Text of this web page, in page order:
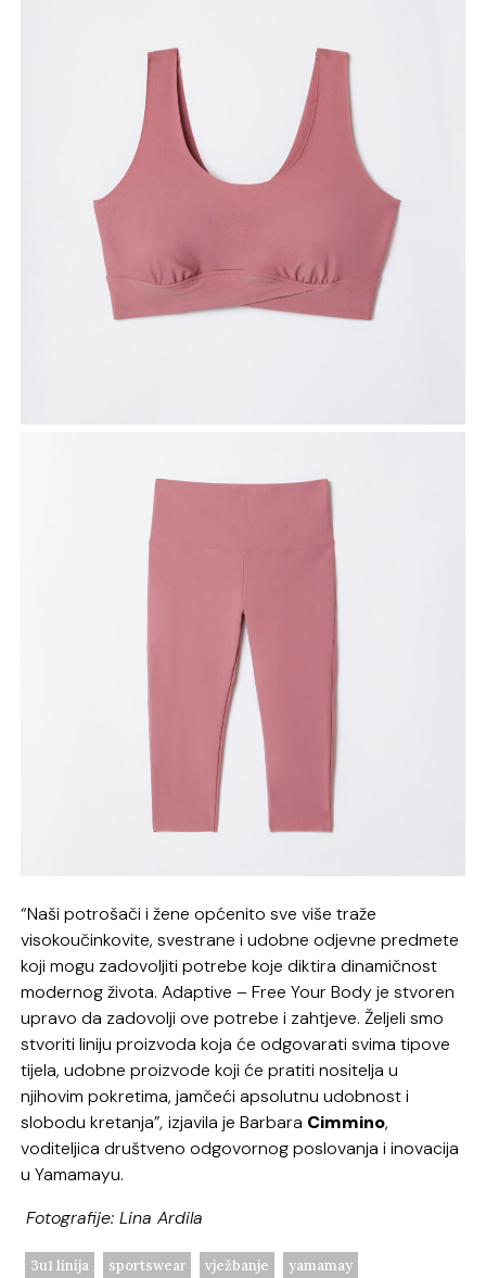
“Naši potrošači i žene općenito sve više traže
visokoučinkovite, svestrane i udobne odjevne predmete
koji mogu zadovoljiti potrebe koje diktira dinamičnost
modernog života. Adaptive – Free Your Body je stvoren
upravo da zadovolji ove potrebe i zahtjeve. Željeli smo
stvoriti liniju proizvoda koja će odgovarati svima tipove
tijela, udobne proizvode koji će pratiti nositelja u
njihovim pokretima, jamčeći apsolutnu udobnost i
slobodu kretanja”, izjavila je Barbara Cimmino,
voditeljica društveno odgovornog poslovanja i inovacija
u Yamamayu.
Fotografije: Lina Ardila
3u1 linija sportswear vježbanje yamamay